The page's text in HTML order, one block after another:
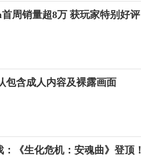
周销量超8万 获玩家特别好评
包含成人内容及裸露画面
：《生化危机：安魂曲》登顶！